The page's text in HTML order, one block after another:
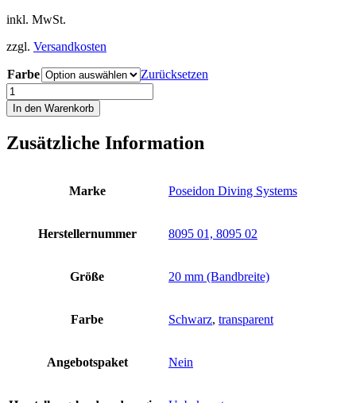
inkl. MwSt.
zzgl. Versandkosten
Farbe
Zurücksetzen
Maskenband
Tauchmaske
transparent
Silikon
Menge
In den Warenkorb
Zusätzliche Information
Marke Poseidon Diving Systems
Herstellernummer 8095 01, 8095 02
Größe 20 mm (Bandbreite)
Farbe Schwarz, transparent
Angebotspaket Nein